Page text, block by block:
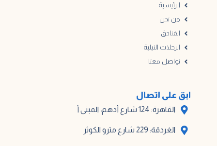
الرئيسية
من نحن
الفنادق
الرحلات النيلية
تواصل معنا
ابق على اتصال
القاهرة: 124 شارع أدهم، المبنى أ
الغردقة: 229 شارع مترو الكوثر